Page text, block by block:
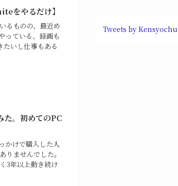
をやるだけ】
るものの、最近め
っている、録画も
いし仕事もある
た。初めてのPC
かけで購入した人
りませんでした。
3年以上動き続け
Tweets by Kensyochu